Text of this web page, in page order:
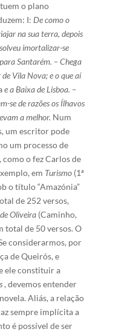
o plano
I: De como o
na sua terra, depois
imortalizar-se
Santarém. – Chega
Vila Nova; e o que aí
e a Baixa de Lisboa. –
se de razões os Ílhavos
a melhor. Num
um escritor pode
um processo de
o fez Carlos de
em Turismo(1ª
o título “Amazónia”
de 252 versos,
Oliveira(Caminho,
total de 50 versos. O
considerarmos, por
de Queirós, e
ele constituir a
, devemos entender
Aliás, a relação
sempre implícita a
é possível de ser